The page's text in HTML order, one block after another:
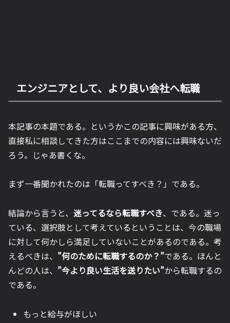
エンジニアとして、より良い会社へ転職
本記事の本題である。というかこの記事に興味がある方、
直接私に相談してきた方はここまでの内容には興味ないだ
ろう。じゃあ書くな。
まず一番聞かれたのは「転職ってすべき？」である。
結論から言うと、 迷ってるなら転職すべき、である。迷っ
ている、選択肢として考えているということは、今の職場
に対して何かしら満足していないことがあるのである。考
えるべきは、 ”何のために転職するのか？”である。ほんと
んどの人は、 ”今より良い生活を送りたい”から転職するの
である。
もっと給与がほしい